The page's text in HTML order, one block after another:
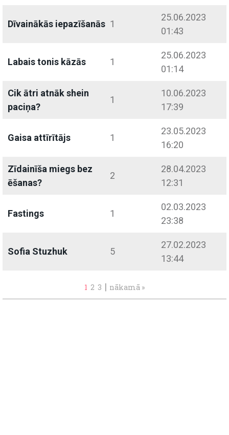
Dīvainākās iepazīšanās 1
25.06.2023
01:43
Labais tonis kāzās 1
25.06.2023
01:14
Cik ātri atnāk shein
paciņa?
1
10.06.2023
17:39
Gaisa attīrītājs 1
23.05.2023
16:20
Zīdainīša miegs bez
ēšanas?
2
28.04.2023
12:31
Fastings 1
02.03.2023
23:38
Sofia Stuzhuk 5
27.02.2023
13:44
1 2 3 | nākamā »